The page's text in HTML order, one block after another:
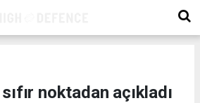
noktadan açıkladı